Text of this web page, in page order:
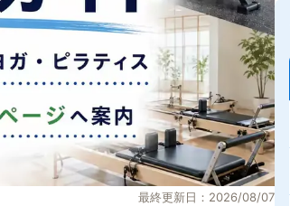
最終更新日：2026/08/07